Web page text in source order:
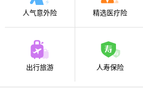
人气意外险 精选医疗险
出行旅游 人寿保险